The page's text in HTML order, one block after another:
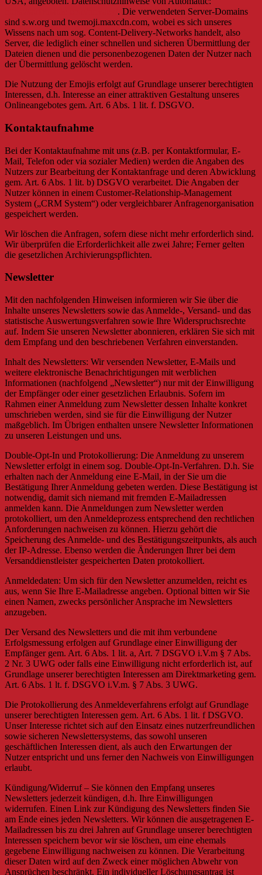
. Die verwendeten Server-Domains
sind s.w.org und twemoji.maxcdn.com, wobei es sich unseres
Wissens nach um sog. Content-Delivery-Networks handelt, also
Server, die lediglich einer schnellen und sicheren Übermittlung der
Dateien dienen und die personenbezogenen Daten der Nutzer nach
der Übermittlung gelöscht werden.
Die Nutzung der Emojis erfolgt auf Grundlage unserer berechtigten
Interessen, d.h. Interesse an einer attraktiven Gestaltung unseres
Onlineangebotes gem. Art. 6 Abs. 1 lit. f. DSGVO.
Kontaktaufnahme
Bei der Kontaktaufnahme mit uns (z.B. per Kontaktformular, E-
Mail, Telefon oder via sozialer Medien) werden die Angaben des
Nutzers zur Bearbeitung der Kontaktanfrage und deren Abwicklung
gem. Art. 6 Abs. 1 lit. b) DSGVO verarbeitet. Die Angaben der
Nutzer können in einem Customer-Relationship-Management
System („CRM System“) oder vergleichbarer Anfragenorganisation
gespeichert werden.
Wir löschen die Anfragen, sofern diese nicht mehr erforderlich sind.
Wir überprüfen die Erforderlichkeit alle zwei Jahre; Ferner gelten
die gesetzlichen Archivierungspflichten.
Newsletter
Mit den nachfolgenden Hinweisen informieren wir Sie über die
Inhalte unseres Newsletters sowie das Anmelde-, Versand- und das
statistische Auswertungsverfahren sowie Ihre Widerspruchsrechte
auf. Indem Sie unseren Newsletter abonnieren, erklären Sie sich mit
dem Empfang und den beschriebenen Verfahren einverstanden.
Inhalt des Newsletters: Wir versenden Newsletter, E-Mails und
weitere elektronische Benachrichtigungen mit werblichen
Informationen (nachfolgend „Newsletter“) nur mit der Einwilligung
der Empfänger oder einer gesetzlichen Erlaubnis. Sofern im
Rahmen einer Anmeldung zum Newsletter dessen Inhalte konkret
umschrieben werden, sind sie für die Einwilligung der Nutzer
maßgeblich. Im Übrigen enthalten unsere Newsletter Informationen
zu unseren Leistungen und uns.
Double-Opt-In und Protokollierung: Die Anmeldung zu unserem
Newsletter erfolgt in einem sog. Double-Opt-In-Verfahren. D.h. Sie
erhalten nach der Anmeldung eine E-Mail, in der Sie um die
Bestätigung Ihrer Anmeldung gebeten werden. Diese Bestätigung ist
notwendig, damit sich niemand mit fremden E-Mailadressen
anmelden kann. Die Anmeldungen zum Newsletter werden
protokolliert, um den Anmeldeprozess entsprechend den rechtlichen
Anforderungen nachweisen zu können. Hierzu gehört die
Speicherung des Anmelde- und des Bestätigungszeitpunkts, als auch
der IP-Adresse. Ebenso werden die Änderungen Ihrer bei dem
Versanddienstleister gespeicherten Daten protokolliert.
Anmeldedaten: Um sich für den Newsletter anzumelden, reicht es
aus, wenn Sie Ihre E-Mailadresse angeben. Optional bitten wir Sie
einen Namen, zwecks persönlicher Ansprache im Newsletters
anzugeben.
Der Versand des Newsletters und die mit ihm verbundene
Erfolgsmessung erfolgen auf Grundlage einer Einwilligung der
Empfänger gem. Art. 6 Abs. 1 lit. a, Art. 7 DSGVO i.V.m § 7 Abs.
2 Nr. 3 UWG oder falls eine Einwilligung nicht erforderlich ist, auf
Grundlage unserer berechtigten Interessen am Direktmarketing gem.
Art. 6 Abs. 1 lt. f. DSGVO i.V.m. § 7 Abs. 3 UWG.
Die Protokollierung des Anmeldeverfahrens erfolgt auf Grundlage
unserer berechtigten Interessen gem. Art. 6 Abs. 1 lit. f DSGVO.
Unser Interesse richtet sich auf den Einsatz eines nutzerfreundlichen
sowie sicheren Newslettersystems, das sowohl unseren
geschäftlichen Interessen dient, als auch den Erwartungen der
Nutzer entspricht und uns ferner den Nachweis von Einwilligungen
erlaubt.
Kündigung/Widerruf – Sie können den Empfang unseres
Newsletters jederzeit kündigen, d.h. Ihre Einwilligungen
widerrufen. Einen Link zur Kündigung des Newsletters finden Sie
am Ende eines jeden Newsletters. Wir können die ausgetragenen E-
Mailadressen bis zu drei Jahren auf Grundlage unserer berechtigten
Interessen speichern bevor wir sie löschen, um eine ehemals
gegebene Einwilligung nachweisen zu können. Die Verarbeitung
dieser Daten wird auf den Zweck einer möglichen Abwehr von
Ansprüchen beschränkt. Ein individueller Löschungsantrag ist